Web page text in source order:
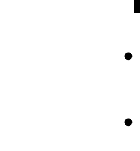
・
・